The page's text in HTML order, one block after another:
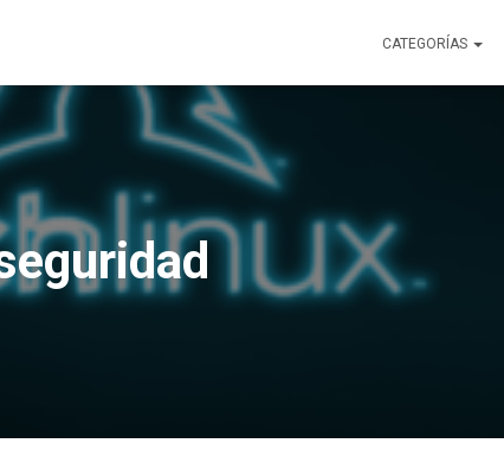
CATEGORÍAS